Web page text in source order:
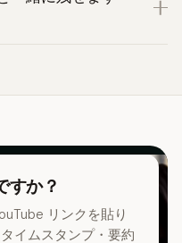
すか？
リンクを貼り
イムスタンプ・要約